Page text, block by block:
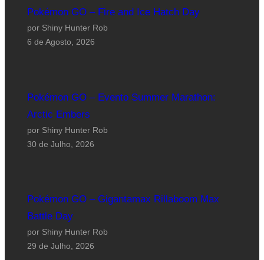
Pokémon GO – Fire and Ice Hatch Day
por Shiny Hunter Rob
6 de Agosto, 2026
Pokémon GO – Evento Summer Marathon:
Arctic Embers
por Shiny Hunter Rob
30 de Julho, 2026
Pokémon GO – Gigantamax Rillaboom Max
Battle Day
por Shiny Hunter Rob
29 de Julho, 2026